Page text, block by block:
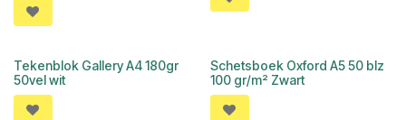
Tekenblok Gallery A4 180gr
50vel wit
Schetsboek Oxford A5 50 blz
100 gr/m² Zwart